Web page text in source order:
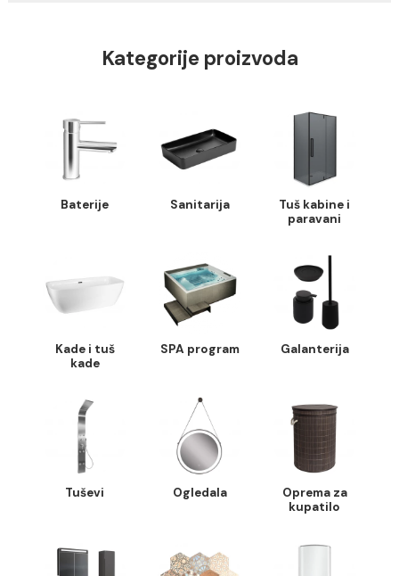
Kotor, Tivat i Budva
Kategorije proizvoda
Baterije Sanitarija
Tuš kabine i
paravani
Kade i tuš
kade
SPA program Galanterija